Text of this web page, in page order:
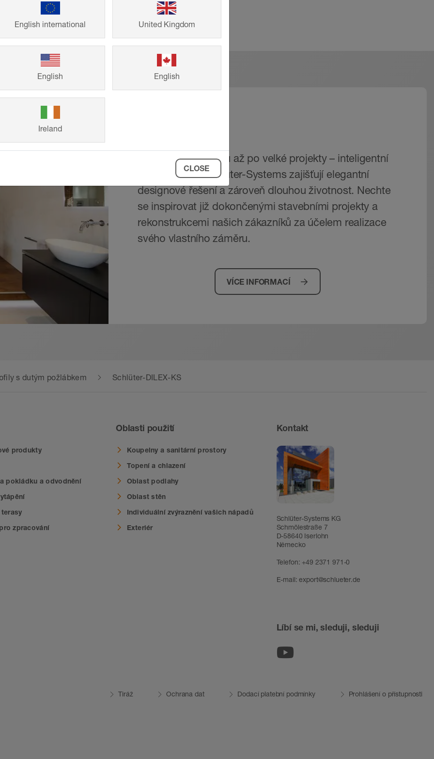
Od rodinných domů až po velké projekty – inteligentní
řešení značky Schlüter-Systems zajišťují elegantní
designové řešení a zároveň dlouhou životnost. Nechte
se inspirovat již dokončenými stavebními projekty a
rekonstrukcemi našich zákazníků za účelem realizace
svého vlastního záměru.
VÍCE INFORMACÍ
s dutým požlábkem Schlüter-DILEX-KS
produkty
pokládku a odvodnění
zpracování
Oblasti použití
Koupelny a sanitární prostory
Topení a chlazení
Oblast podlahy
Oblast stěn
Individuální zvýraznění vašich nápadů
Exteriér
Kontakt
Schlüter-Systems KG
Schmölestraße 7
D-58640 Iserlohn
Německo
Telefon:+49 2371 971-0
E-mail:export@schlueter.de
Líbí se mi, sleduji, sleduji
Youtube
Tiráž Ochrana dat Dodací platební podmínky Prohlášení o přístupnosti
English international United Kingdom
English English
Ireland
CLOSE